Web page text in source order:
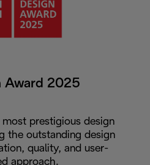
Award 2025
prestigious design
the outstanding design
quality, and user-
approach.